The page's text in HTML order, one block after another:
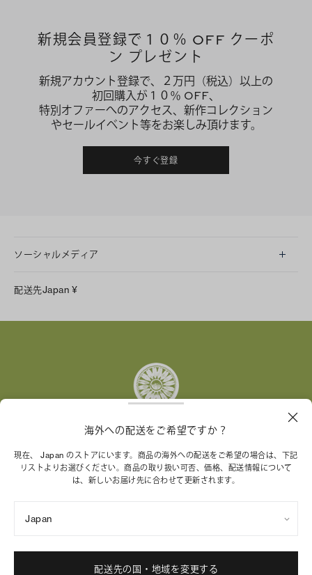
新規会員登録で１０％ OFF クーポ
ン プレゼント
新規アカウント登録で、２万円（税込）以上の
初回購入が１０％ OFF、
特別オファーへのアクセス、新作コレクション
やセールイベント等をお楽しみ頂けます。
今すぐ登録
ソーシャルメディア
Facebook
配送先Japan ¥
トリー バーチ財団は、女性起業家が持続可能な企業を築
くことを支援しています。
サイトマップ
Cookie 設定
海外への配送をご希望ですか？
現在、 Japan のストアにいます。商品の海外への配送をご希望の場合は、下記
リストよりお選びください。商品の取り扱い可否、価格、配送情報について
は、新しいお届け先に合わせて更新されます。
Japan
配送先の国・地域を変更する